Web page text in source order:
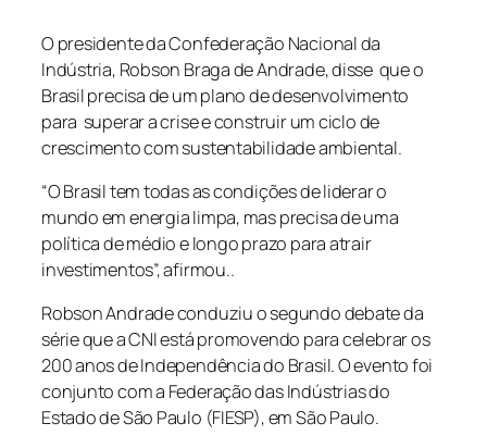
O presidente da Confederação Nacional da
Indústria, Robson Braga de Andrade, disse que o
Brasil precisa de um plano de desenvolvimento
para superar a crise e construir um ciclo de
crescimento com sustentabilidade ambiental.
“O Brasil tem todas as condições de liderar o
mundo em energia limpa, mas precisa de uma
política de médio e longo prazo para atrair
investimentos”, afirmou..
Robson Andrade conduziu o segundo debate da
série que a CNI está promovendo para celebrar os
200 anos de Independência do Brasil. O evento foi
conjunto com a Federação das Indústrias do
Estado de São Paulo (FIESP), em São Paulo.